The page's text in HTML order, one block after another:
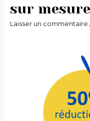
sur
Laisser un commentaire